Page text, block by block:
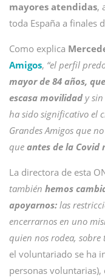
mayores atendidas,
toda España a finales
Como explica
Amigos, “el perfil
mayor de 84 años,
escasa movilidady sin
ha sido significativo el
Grandes Amigos que
que antes de la Covid
La directora de esta
también hemos
apoyarnos: las
encerrarnos en uno
quien nos rodea, sobre
el voluntariado se ha
personas voluntarias),